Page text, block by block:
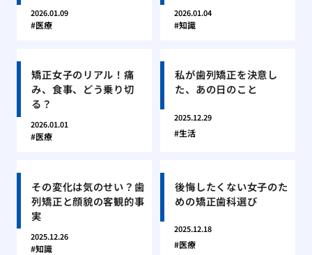
2026.01.09
医療
2026.01.04
知識
矯正女子のリアル！痛
み、食事、どう乗り切
る？
2026.01.01
医療
私が歯列矯正を決意し
た、あの日のこと
2025.12.29
生活
その変化は気のせい？歯
列矯正と顔貌の客観的事
実
2025.12.26
知識
後悔したくない女子のた
めの矯正歯科選び
2025.12.18
医療